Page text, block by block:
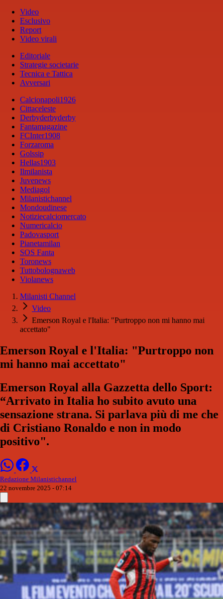
Video
Esclusivo
Report
Video virali
Editoriale
Strategie societarie
Tecnica e Tattica
Avversari
Calcionapoli1926
Cittaceleste
Derbyderbyderby
Fantamagazine
FCInter1908
Forzaroma
Golssip
Hellas1903
Ilmilanista
Juvenews
Mediagol
Milanistichannel
Mondoudinese
Notiziecalciomercato
Numericalcio
Padovasport
Pianetamilan
SOS Fanta
Toronews
Tuttobolognaweb
Violanews
Milanisti Channel
Video
Emerson Royal e l'Italia: "Purtroppo non mi hanno mai
accettato"
Emerson Royal e l'Italia: "Purtroppo non
mi hanno mai accettato"
Emerson Royal alla Gazzetta dello Sport:
“Arrivato in Italia ho subito avuto una
sensazione strana. Si parlava più di me che
di Cristiano Ronaldo e non in modo
positivo".
Redazione Milanistichannel
22 novembre 2025 - 07:14